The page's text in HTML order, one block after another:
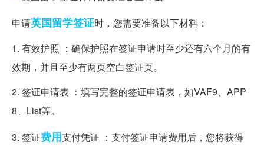
申请英国留学签证时，您需要准备以下材料：
1. 有效护照 ：确保护照在签证申请时至少还有六个月的有
效期，并且至少有两页空白签证页。
2. 签证申请表 ：填写完整的签证申请表，如VAF9、APP
8、List等。
3. 签证费用支付凭证 ：支付签证申请费用后，您将获得